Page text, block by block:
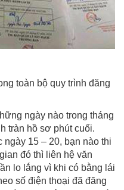
toàn bộ quy trình đăng
ngày nào trong tháng
tràn hồ sơ phút cuối.
ngày 15 – 20, bạn nào thi
đó thì liên hệ văn
lo lắng vì khi có bằng lái
số điện thoại đã đăng